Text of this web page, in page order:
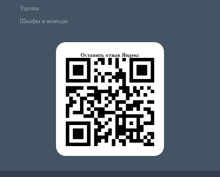
Уценка
Шкафы и комоды
Оставить отзыв Яндекс